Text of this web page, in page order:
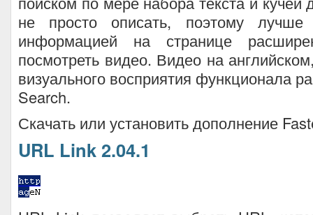
не просто описать, поэтому лучше
информацией на странице
посмотреть видео. Видео на
визуального восприятия функционала
Search.
Скачать или установить дополнение
URL Link 2.04.1